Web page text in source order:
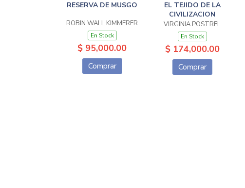
RESERVA DE MUSGO
ROBIN WALL KIMMERER
En Stock
$ 95,000.00
Comprar
EL TEJIDO DE LA
CIVILIZACION
VIRGINIA POSTREL
En Stock
$ 174,000.00
Comprar